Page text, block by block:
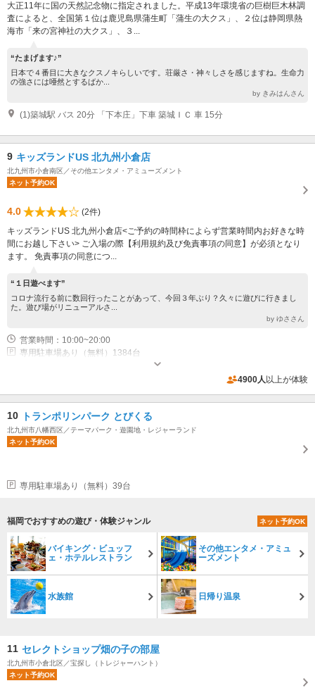
大正11年に国の天然記念物に指定されました。平成13年環境省の巨樹巨木林調
査によると、全国第１位は鹿児島県蒲生町「蒲生の大クス」、２位は静岡県熱
海市「来の宮神社の大クス」、３...
“たまげます♪”
日本で４番目に大きなクスノキらしいです。荘厳さ・神々しさを感じますね。生命力
の強さには唖然とするばか...
by きみはんさん
(1)築城駅 バス 20分 「下本庄」下車 築城ＩＣ 車 15分
9 キッズランドUS 北九州小倉店
北九州市小倉南区／その他エンタメ・アミューズメント
ネット予約OK
4.0
(2件)
キッズランドUS 北九州小倉店<ご予約の時間枠によらず営業時間内お好きな時
間にお越し下さい> ご入場の際【利用規約及び免責事項の同意】が必須となり
ます。 免責事項の同意につ...
“１日遊べます”
コロナ流行る前に数回行ったことがあって、今回３年ぶり？久々に遊びに行きまし
た。遊び場がリニューアルさ...
by ゆささん
営業時間：10:00~20:00
専用駐車場あり（無料）1384台
4900人 以上が体験
10 トランポリンパーク とびくる
北九州市八幡西区／テーマパーク・遊園地・レジャーランド
ネット予約OK
専用駐車場あり（無料）39台
福岡でおすすめの遊び・体験ジャンル ネット予約OK
バイキング・ビュッフ
ェ・ホテルレストラン
その他エンタメ・アミュ
ーズメント
水族館 日帰り温泉
11 セレクトショップ畑の子の部屋
北九州市小倉北区／宝探し（トレジャーハント）
ネット予約OK